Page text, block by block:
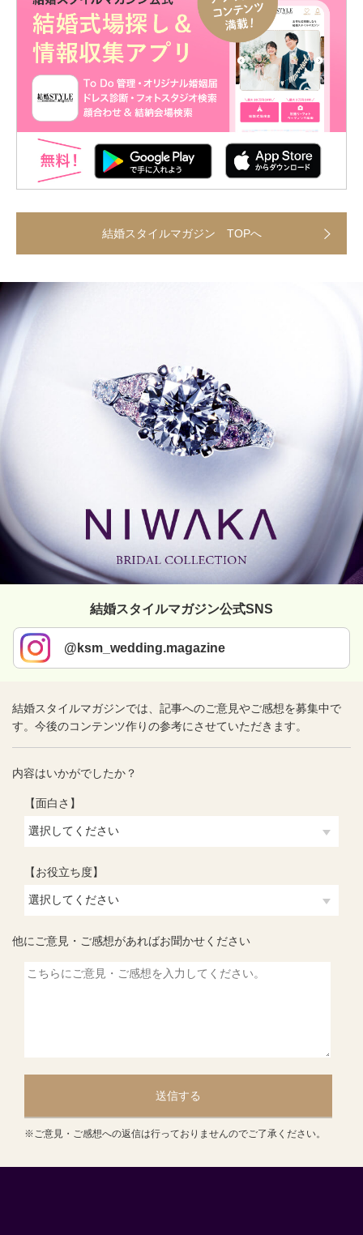
結婚スタイルマガジン TOPへ
結婚スタイルマガジン公式SNS
@ksm_wedding.magazine
結婚スタイルマガジンでは、記事へのご意見やご感想を募集中で
す。今後のコンテンツ作りの参考にさせていただきます。
内容はいかがでしたか？
【面白さ】
【お役立ち度】
他にご意見・ご感想があればお聞かせください
送信する
※ご意見・ご感想への返信は行っておりませんのでご了承ください。